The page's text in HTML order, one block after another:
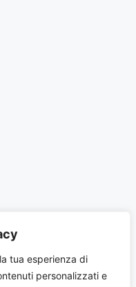
tua esperienza di
personalizzati e